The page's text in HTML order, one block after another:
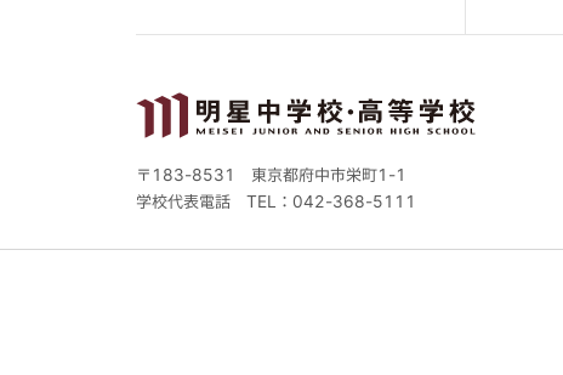
〒183-8531 東京都府中市栄町1-1
学校代表電話TEL：042-368-5111